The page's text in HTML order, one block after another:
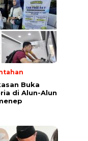
Buka
di Alun-Alun